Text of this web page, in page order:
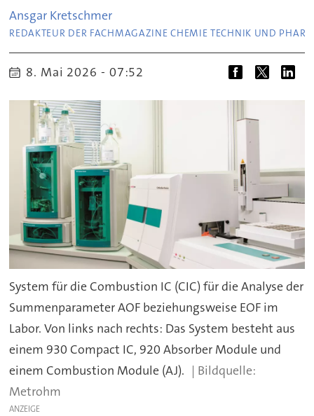
Ansgar Kretschmer
REDAKTEUR DER FACHMAGAZINE CHEMIE TECHNIK UND
8. Mai 2026 - 07:52
System für die Combustion IC (CIC) für die Analyse der
Summenparameter AOF beziehungsweise EOF im
Labor. Von links nach rechts: Das System besteht aus
einem 930 Compact IC, 920 Absorber Module und
einem Combustion Module (AJ).
Metrohm
ANZEIGE